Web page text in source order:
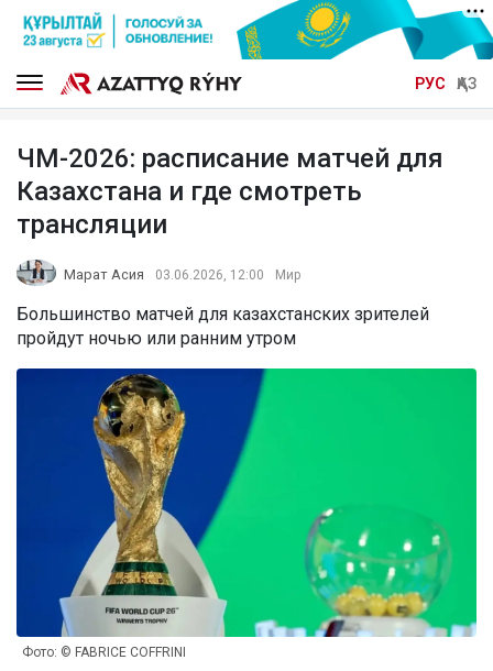
РУС ҚАЗ
ЧМ-2026: расписание матчей для
Казахстана и где смотреть
трансляции
Марат Асия 03.06.2026, 12:00 Мир
Большинство матчей для казахстанских зрителей
пройдут ночью или ранним утром
Фото: © FABRICE COFFRINI